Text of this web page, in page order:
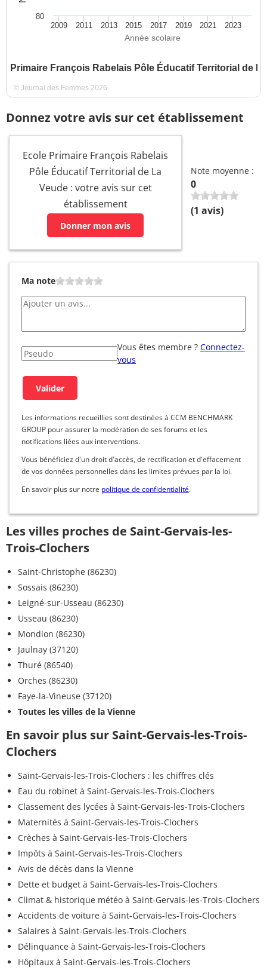
Année scolaire
Primaire François Rabelais Pôle Éducatif Territorial de
2009 2011 2013 2015 2017 2019 2021 2023
80
© Journal des Femmes 2026
Donnez votre avis sur cet établissement
Ecole Primaire François Rabelais
Pôle Éducatif Territorial de La
Veude : votre avis sur cet
établissement
Donner mon avis
Note moyenne :
0
(1 avis)
Ma note
Vous êtes membre ? Connectez-
vous
Les informations recueillies sont destinées à CCM BENCHMARK
GROUP pour assurer la modération de ses forums et les
notifications liées aux interventions.
Vous bénéficiez d'un droit d'accès, de rectification et d'effacement
de vos données personnelles dans les limites prévues par la loi.
En savoir plus sur notre politique de confidentialité.
Les villes proches de Saint-Gervais-les-
Trois-Clochers
Saint-Christophe (86230)
Sossais (86230)
Leigné-sur-Usseau (86230)
Usseau (86230)
Mondion (86230)
Jaulnay (37120)
Thuré (86540)
Orches (86230)
Faye-la-Vineuse (37120)
Toutes les villes de la Vienne
En savoir plus sur Saint-Gervais-les-Trois-
Clochers
Saint-Gervais-les-Trois-Clochers : les chiffres clés
Eau du robinet à Saint-Gervais-les-Trois-Clochers
Classement des lycées à Saint-Gervais-les-Trois-Clochers
Maternités à Saint-Gervais-les-Trois-Clochers
Crèches à Saint-Gervais-les-Trois-Clochers
Impôts à Saint-Gervais-les-Trois-Clochers
Avis de décès dans la Vienne
Dette et budget à Saint-Gervais-les-Trois-Clochers
Climat & historique météo à Saint-Gervais-les-Trois-Clochers
Accidents de voiture à Saint-Gervais-les-Trois-Clochers
Salaires à Saint-Gervais-les-Trois-Clochers
Délinquance à Saint-Gervais-les-Trois-Clochers
Hôpitaux à Saint-Gervais-les-Trois-Clochers